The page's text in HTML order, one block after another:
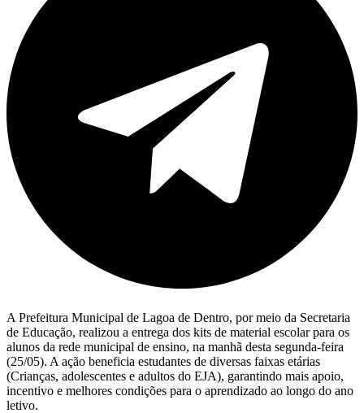
A Prefeitura Municipal de Lagoa de Dentro, por meio da Secretaria
de Educação, realizou a entrega dos kits de material escolar para os
alunos da rede municipal de ensino, na manhã desta segunda-feira
(25/05). A ação beneficia estudantes de diversas faixas etárias
(Crianças, adolescentes e adultos do EJA), garantindo mais apoio,
incentivo e melhores condições para o aprendizado ao longo do ano
letivo.